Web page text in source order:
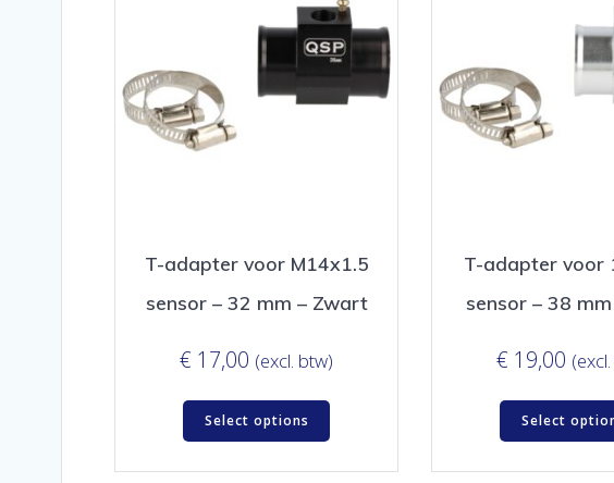
T-adapter voor M14x1.5
sensor – 32 mm – Zwart
€ 17,00 (excl. btw)
Select options
T-adapter voor
sensor – 38
€ 19,00
Select